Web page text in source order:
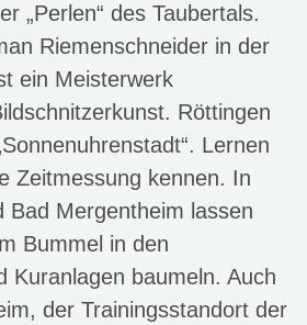
„Perlen“ des Taubertals.
Riemenschneider in der
ein Meisterwerk
Röttingen
Lernen
Zeitmessung kennen. In
Bad Mergentheim lassen
Bummel in den
Kuranlagen baumeln. Auch
der Trainingsstandort der